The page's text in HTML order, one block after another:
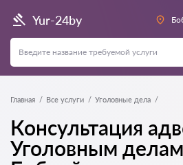
Yur-24by
Главная Все услуги Уголовные дела
Консультация
Уголовным